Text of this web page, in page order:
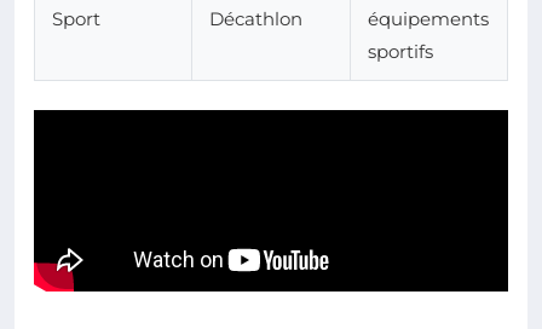
Sport Décathlon
équipements
sportifs